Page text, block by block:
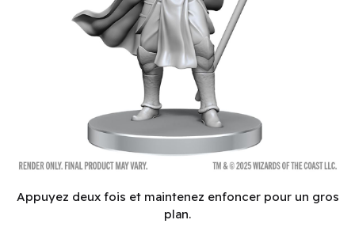
Appuyez deux fois et maintenez enfoncer pour un gros
plan.